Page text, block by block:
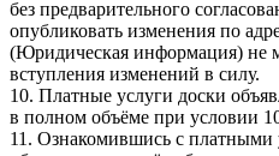
без предварительного
опубликовать изменения по
(Юридическая информация) не
вступления изменений в силу.
10. Платные услуги доски
в полном объёме при условии
11. Ознакомившись с платными